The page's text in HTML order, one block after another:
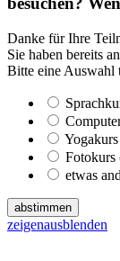
Danke für Ihre
Sie haben bereits
Bitte eine Auswahl
Fotokurs
etwas
abstimmen
zeigenausblenden